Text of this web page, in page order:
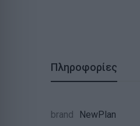
Πληροφορίες
brand NewPlan